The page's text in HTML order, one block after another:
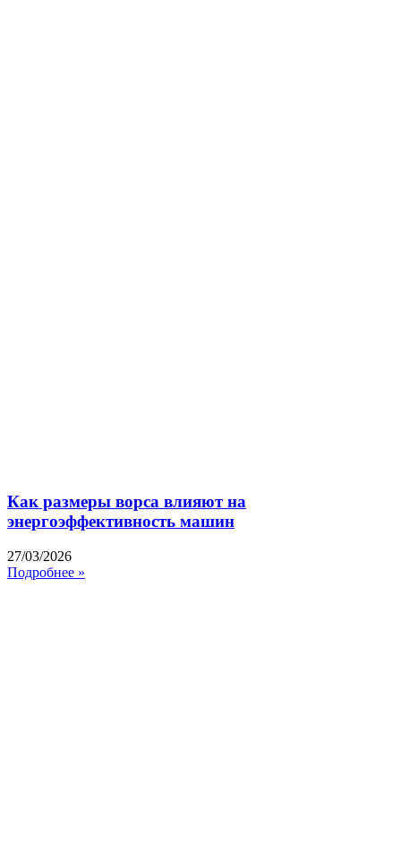
Как размеры ворса влияют на
энергоэффективность машин
27/03/2026
Подробнее »